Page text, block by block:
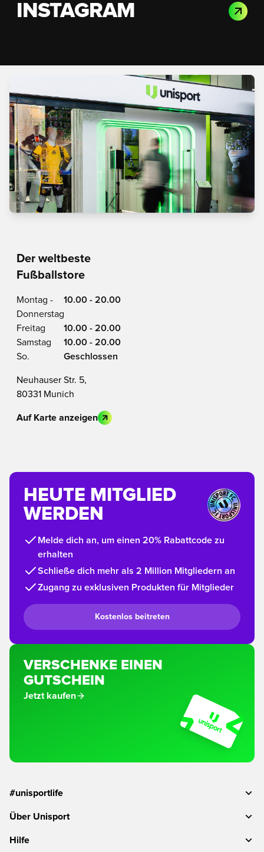
INSTAGRAM
Der weltbeste
Fußballstore
Montag -
Donnerstag
10.00 - 20.00
Freitag
10.00 - 20.00
Samstag
10.00 - 20.00
So.
Geschlossen
Neuhauser Str. 5,
80331 Munich
Auf Karte anzeigen
HEUTE MITGLIED
WERDEN
Melde dich an, um einen 20% Rabattcode zu
erhalten
Schließe dich mehr als 2 Million Mitgliedern an
Zugang zu exklusiven Produkten für Mitglieder
Kostenlos beitreten
VERSCHENKE EINEN
GUTSCHEIN
Jetzt kaufen
#unisportlife
Über Unisport
Hilfe